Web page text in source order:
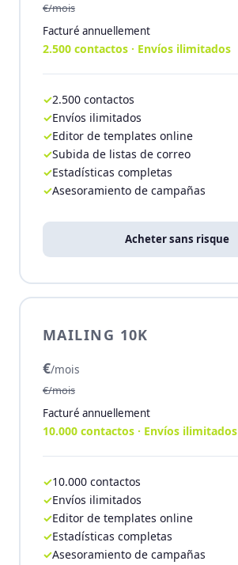
€/mois
Facturé annuellement
2.500 contactos · Envíos ilimitados
2.500 contactos
Envíos ilimitados
Editor de templates online
Subida de listas de correo
Estadísticas completas
Asesoramiento de campañas
Acheter sans risque
MAILING 10K
€/mois
€/mois
Facturé annuellement
10.000 contactos · Envíos ilimitados
10.000 contactos
Envíos ilimitados
Editor de templates online
Estadísticas completas
Asesoramiento de campañas